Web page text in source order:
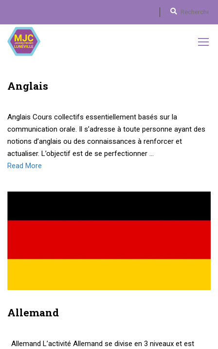
Anglais
Anglais Cours collectifs essentiellement basés sur la
communication orale. Il s’adresse à toute personne ayant des
notions d’anglais ou des connaissances à renforcer et
actualiser. L’objectif est de se perfectionner …
Read More
Allemand
Allemand L’activité Allemand se divise en 3 niveaux et est